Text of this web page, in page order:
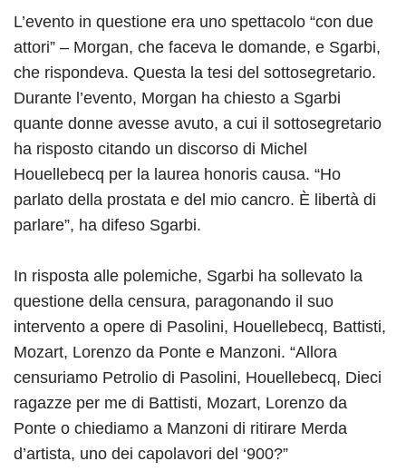
L’evento in questione era uno spettacolo “con due
attori” – Morgan, che faceva le domande, e Sgarbi,
che rispondeva. Questa la tesi del sottosegretario.
Durante l’evento, Morgan ha chiesto a Sgarbi
quante donne avesse avuto, a cui il sottosegretario
ha risposto citando un discorso di Michel
Houellebecq per la laurea honoris causa. “Ho
parlato della prostata e del mio cancro. È libertà di
parlare”, ha difeso Sgarbi.
In risposta alle polemiche, Sgarbi ha sollevato la
questione della censura, paragonando il suo
intervento a opere di Pasolini, Houellebecq, Battisti,
Mozart, Lorenzo da Ponte e Manzoni. “Allora
censuriamo Petrolio di Pasolini, Houellebecq, Dieci
ragazze per me di Battisti, Mozart, Lorenzo da
Ponte o chiediamo a Manzoni di ritirare Merda
d’artista, uno dei capolavori del ‘900?”